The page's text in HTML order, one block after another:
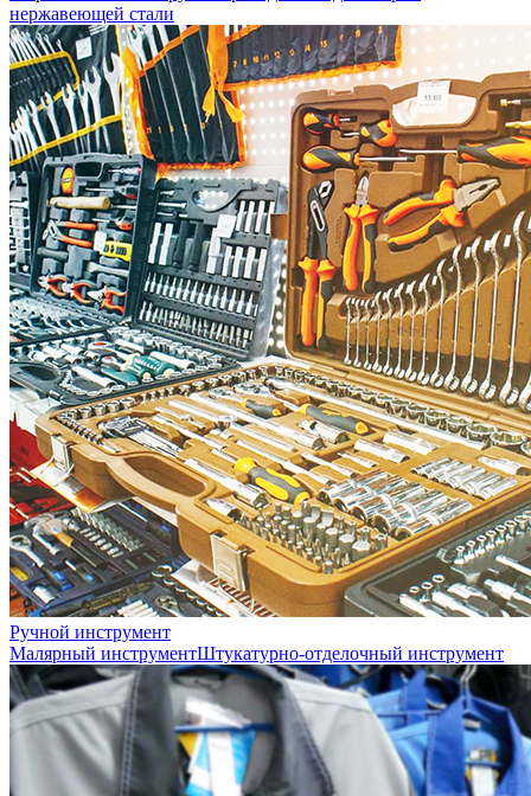
нержавеющей стали
Ручной инструмент
Малярный инструментШтукатурно-отделочный инструмент